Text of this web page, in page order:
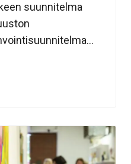
suunnitelma